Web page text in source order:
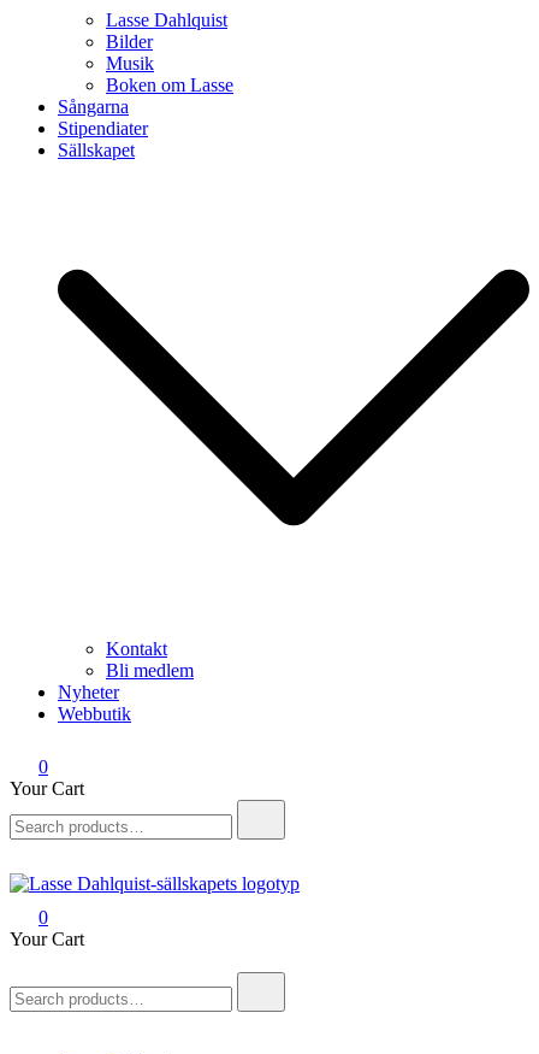
Lasse Dahlquist
Bilder
Musik
Boken om Lasse
Sångarna
Stipendiater
Sällskapet
Kontakt
Bli medlem
Nyheter
Webbutik
0
Your Cart
for:
Lasse Dahlquist-sällskapet
Allt om Lasse Dahlquist – kompositör, musiker, artist, kåsör och
skådespelare
0
Your Cart
for: